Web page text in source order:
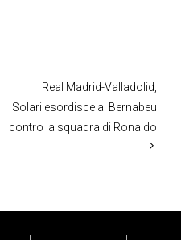
Real Madrid-Valladolid,
Solari esordisce al Bernabeu
contro la squadra di Ronaldo